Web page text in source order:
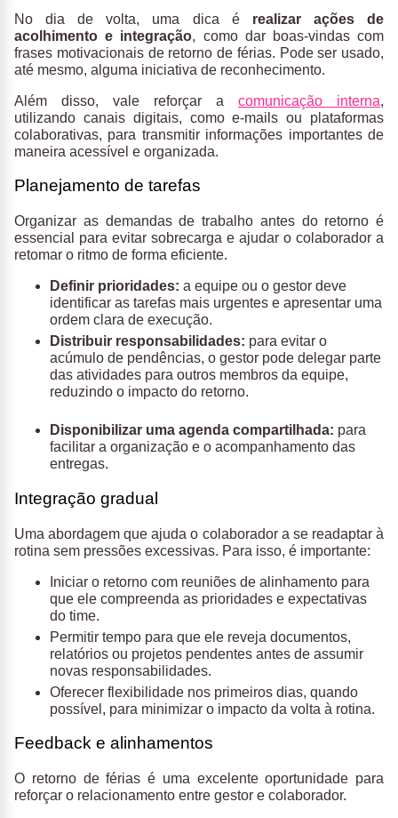
No dia de volta, uma dica é realizar ações de
acolhimento e integração, como dar boas-vindas com
frases motivacionais de retorno de férias. Pode ser usado,
até mesmo, alguma iniciativa de reconhecimento.
Além disso, vale reforçar a comunicação interna,
utilizando canais digitais, como e-mails ou plataformas
colaborativas, para transmitir informações importantes de
maneira acessível e organizada.
Planejamento de tarefas
Organizar as demandas de trabalho antes do retorno é
essencial para evitar sobrecarga e ajudar o colaborador a
retomar o ritmo de forma eficiente.
Definir prioridades: a equipe ou o gestor deve
identificar as tarefas mais urgentes e apresentar uma
ordem clara de execução.
Distribuir responsabilidades: para evitar o
acúmulo de pendências, o gestor pode delegar parte
das atividades para outros membros da equipe,
reduzindo o impacto do retorno.
Disponibilizar uma agenda compartilhada: para
facilitar a organização e o acompanhamento das
entregas.
Integração gradual
Uma abordagem que ajuda o colaborador a se readaptar à
rotina sem pressões excessivas. Para isso, é importante:
Iniciar o retorno com reuniões de alinhamento para
que ele compreenda as prioridades e expectativas
do time.
Permitir tempo para que ele reveja documentos,
relatórios ou projetos pendentes antes de assumir
novas responsabilidades.
Oferecer flexibilidade nos primeiros dias, quando
possível, para minimizar o impacto da volta à rotina.
Feedback e alinhamentos
O retorno de férias é uma excelente oportunidade para
reforçar o relacionamento entre gestor e colaborador.